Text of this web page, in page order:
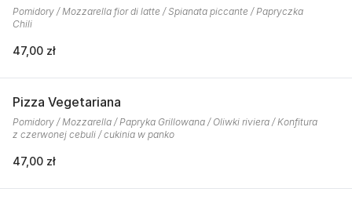
Pomidory / Mozzarella fior di latte / Spianata piccante / Papryczka
Chili
47,00 zł
Pizza Vegetariana
Pomidory / Mozzarella / Papryka Grillowana / Oliwki riviera / Konfitura
z czerwonej cebuli / cukinia w panko
47,00 zł